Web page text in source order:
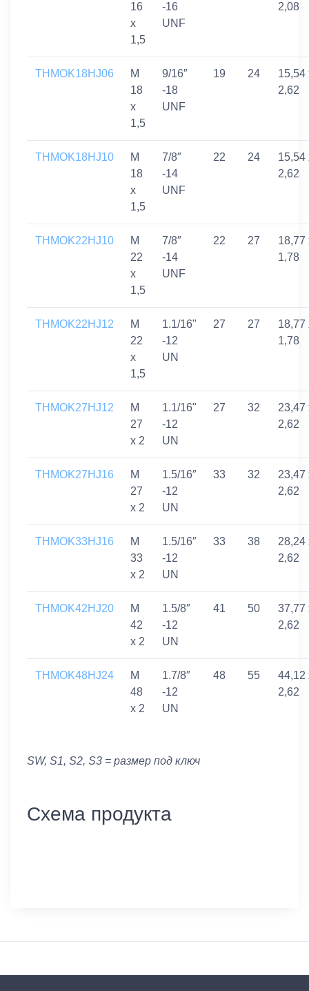
16
x
1,5
-16
UNF
2,08
THMOK18HJ06
M
18
x
1,5
9/16″
-18
UNF
19 24
15,54
2,62
THMOK18HJ10
M
18
x
1,5
7/8″
-14
UNF
22 24
15,54
2,62
THMOK22HJ10
M
22
x
1,5
7/8″
-14
UNF
22 27
18,77
1,78
THMOK22HJ12
M
22
x
1,5
1.1/16"
-12
UN
27 27
18,77
1,78
THMOK27HJ12
M
27
x 2
1.1/16"
-12
UN
27 32
23,47
2,62
THMOK27HJ16
M
27
x 2
1.5/16″
-12
UN
33 32
23,47
2,62
THMOK33HJ16
M
33
x 2
1.5/16″
-12
UN
33 38
28,24
2,62
THMOK42HJ20
M
42
x 2
1.5/8″
-12
UN
41 50
37,77
2,62
THMOK48HJ24
M
48
x 2
1.7/8″
-12
UN
48 55
44,12
2,62
SW, S1, S2, S3 = размер под ключ
Схема продукта